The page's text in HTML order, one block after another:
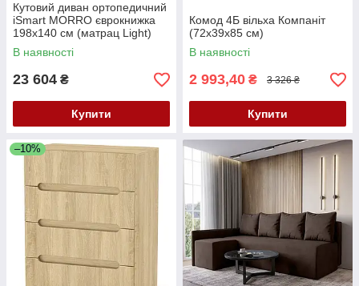
Кутовий диван ортопедичний
iSmart MORRO єврокнижка
198x140 см (матрац Light)
бежевий Laura 5 (ISM-
051301)
В наявності
23 604 ₴
Купити
Комод 4Б вільха Компаніт
(72х39х85 см)
В наявності
2 993,40 ₴ 3 326 ₴
Купити
–10%